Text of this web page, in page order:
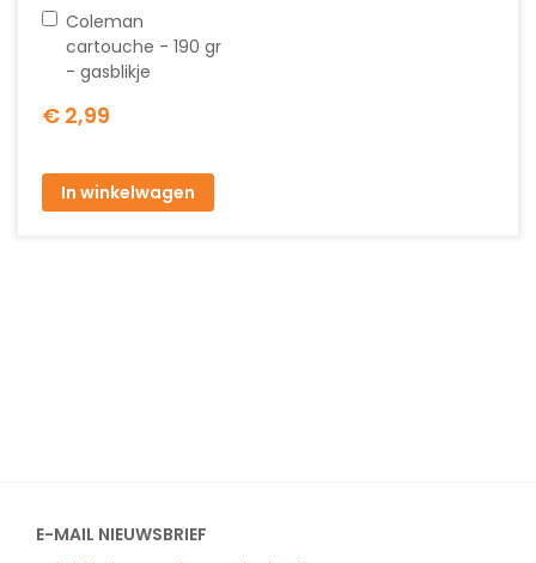
Coleman
cartouche - 190 gr
- gasblikje
€ 2,99
In
winkelwagen
In winkelwagen
E-MAIL NIEUWSBRIEF